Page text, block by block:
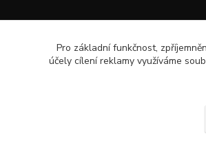
Pro základní funkčnost,
účely cílení reklamy využíváme